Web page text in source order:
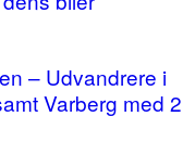
– Udvandrere i
Varberg med 2